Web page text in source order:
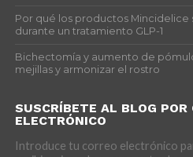
Por qué los productos Mincidelice
durante un tratamiento GLP-1
Bichectomía y aumento de
mejillas y armonizar el rostro
SUSCRÍBETE AL BLOG POR
ELECTRÓNICO
Introduce tu correo electrónico